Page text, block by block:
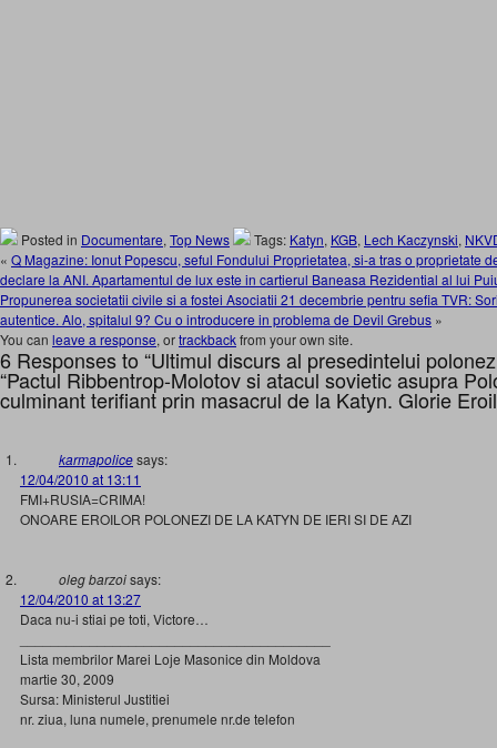
Posted in Documentare, Top News Tags: Katyn, KGB, Lech Kaczynski,
« Q Magazine: Ionut Popescu, seful Fondului Proprietatea, si-a tras o proprietate
declare la ANI. Apartamentul de lux este in cartierul Baneasa Rezidential al lui
Propunerea societatii civile si a fostei Asociatii 21 decembrie pentru sefia TVR:
autentice. Alo, spitalul 9? Cu o introducere in problema de Devil Grebus »
You can leave a response, ortrackbackfrom your own site.
6 Responses to “Ultimul discurs al presedintelui
“Pactul Ribbentrop-Molotov si atacul sovietic asupra
culminant terifiant prin masacrul de la Katyn. Glorie
karmapolicesays:
12/04/2010 at 13:11
FMI+RUSIA=CRIMA!
ONOARE EROILOR POLONEZI DE LA KATYN DE IERI SI DE AZI
oleg barzoisays:
12/04/2010 at 13:27
Daca nu-i stiai pe toti, Victore…
Lista membrilor Marei Loje Masonice din Moldova
martie 30, 2009
Sursa: Ministerul Justitiei
nr. ziua, luna numele, prenumele nr.de telefon